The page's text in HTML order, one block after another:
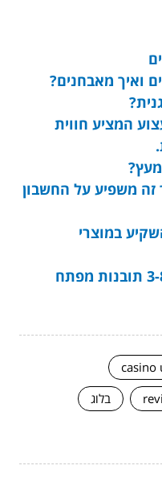
ואיך מאבחנים?
המציע חווית
זה משפיע על החשבון
במוצרי
שליטה בהגנה עצמית: 3-8 תובנות מפתח
casino
בלוג